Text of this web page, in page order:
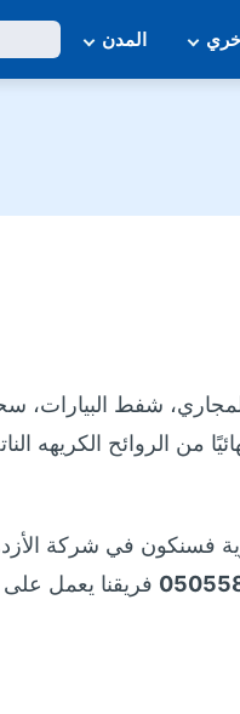
المدن
شفط
من الروائح الكريهه
فسنكون في شركة